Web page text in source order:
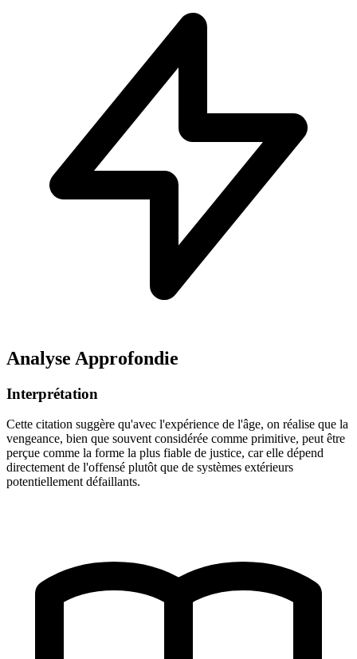
Analyse Approfondie
Interprétation
Cette citation suggère qu'avec l'expérience de l'âge, on réalise que la
vengeance, bien que souvent considérée comme primitive, peut être
perçue comme la forme la plus fiable de justice, car elle dépend
directement de l'offensé plutôt que de systèmes extérieurs
potentiellement défaillants.